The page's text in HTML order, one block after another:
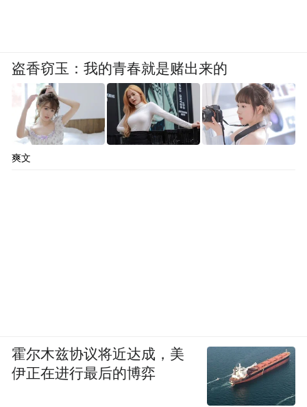
盗香窃玉：我的青春就是赌出来的
爽文
霍尔木兹协议将近达成，美
伊正在进行最后的博弈